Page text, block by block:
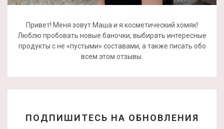
Привет! Меня зовут Маша и я косметический хомяк!
Люблю пробовать новые баночки, выбирать интересные
продукты с не «пустыми» составами, а также писать обо
всем этом отзывы.
ПОДПИШИТЕСЬ НА ОБНОВЛЕНИЯ